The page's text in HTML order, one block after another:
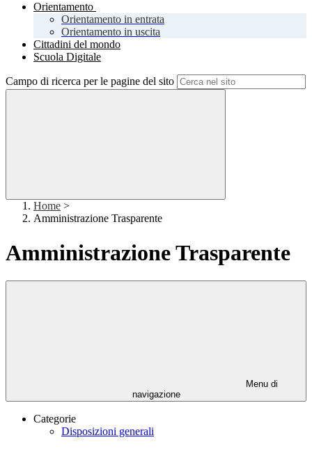
Orientamento
Orientamento in entrata
Orientamento in uscita
Cittadini del mondo
Scuola Digitale
Campo di ricerca per le pagine del sito
Home >
Amministrazione Trasparente
Amministrazione Trasparente
Menu di
navigazione
Categorie
Disposizioni generali